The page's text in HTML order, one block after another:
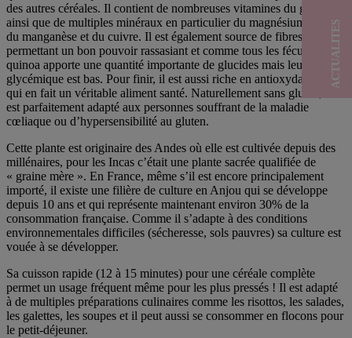
des autres céréales. Il contient de nombreuses vitamines du groupe B
ainsi que de multiples minéraux en particulier du magnésium, du fer,
du manganèse et du cuivre. Il est également source de fibres
permettant un bon pouvoir rassasiant et comme tous les féculents, le
quinoa apporte une quantité importante de glucides mais leur index
glycémique est bas. Pour finir, il est aussi riche en antioxydants ce
qui en fait un véritable aliment santé. Naturellement sans gluten, il
est parfaitement adapté aux personnes souffrant de la maladie
cœliaque ou d’hypersensibilité au gluten.
Cette plante est originaire des Andes où elle est cultivée depuis des
millénaires, pour les Incas c’était une plante sacrée qualifiée de
« graine mère ». En France, même s’il est encore principalement
importé, il existe une filière de culture en Anjou qui se développe
depuis 10 ans et qui représente maintenant environ 30% de la
consommation française. Comme il s’adapte à des conditions
environnementales difficiles (sécheresse, sols pauvres) sa culture est
vouée à se développer.
Sa cuisson rapide (12 à 15 minutes) pour une céréale complète
permet un usage fréquent même pour les plus pressés ! Il est adapté
à de multiples préparations culinaires comme les risottos, les salades,
les galettes, les soupes et il peut aussi se consommer en flocons pour
le petit-déjeuner.
ACTUALITES